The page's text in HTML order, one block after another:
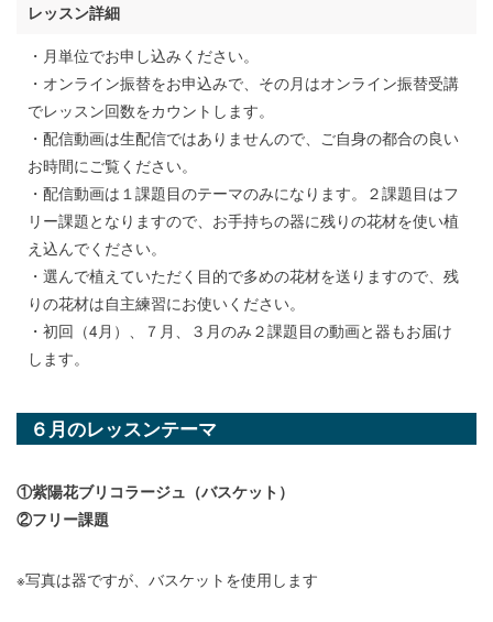
レッスン詳細
・月単位でお申し込みください。
・オンライン振替をお申込みで、その月はオンライン振替受講
でレッスン回数をカウントします。
・配信動画は生配信ではありませんので、ご自身の都合の良い
お時間にご覧ください。
・配信動画は１課題目のテーマのみになります。２課題目はフ
リー課題となりますので、お手持ちの器に残りの花材を使い植
え込んでください。
・選んで植えていただく目的で多めの花材を送りますので、残
りの花材は自主練習にお使いください。
・初回（4月）、７月、３月のみ２課題目の動画と器もお届け
します。
６月のレッスンテーマ
①紫陽花ブリコラージュ（バスケット）
②フリー課題
※写真は器ですが、バスケットを使用します